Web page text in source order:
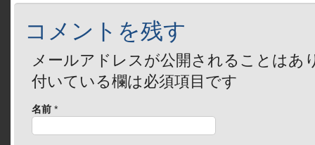
コメントを残す
メールアドレスが公開されることはあ
付いている欄は必須項目です
名前 *